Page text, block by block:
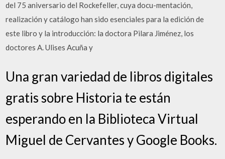
del 75 aniversario del Rockefeller, cuya docu-mentación,
realización y catálogo han sido esenciales para la edición de
este libro y la introducción: la doctora Pilara Jiménez, los
doctores A. Ulises Acuña y
Una gran variedad de libros digitales
gratis sobre Historia te están
esperando en la Biblioteca Virtual
Miguel de Cervantes y Google Books.